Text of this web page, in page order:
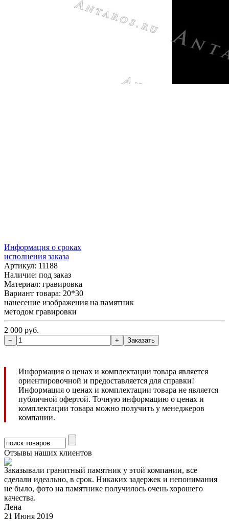
Информация о сроках
исполнения заказа
Артикул: 11188
Наличие: под заказ
Материал: гравировка
Вариант товара: 20*30
нанесение изображения на памятник
методом гравировки
2 000 руб.
Информация о ценах и комплектации товара является
ориентировочной и предоставляется для справки!
Информация о ценах и комплектации товара не является
публичной офертой. Точную информацию о ценах и
комплектации товара можно получить у менеджеров
компании.
Отзывы наших клиентов
Заказывали гранитный памятник у этой компании, все
сделали идеально, в срок. Никаких задержек и непонимания
не было, фото на памятнике получилось очень хорошего
качества.
Лена
21 Июня 2019